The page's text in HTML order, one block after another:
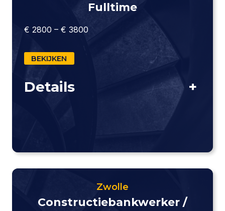
Fulltime
€ 2800 – € 3800
BEKIJKEN
Details +
Zwolle
Constructie­bankwerker /